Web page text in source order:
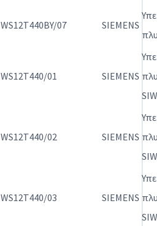
WS12T440BY/07 SIEMENS
WS12T440/01 SIEMENS
WS12T440/02 SIEMENS
WS12T440/03 SIEMENS